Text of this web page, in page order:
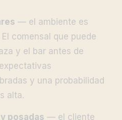
— el ambiente es
comensal que puede
y el bar antes de
y una probabilidad
alta.
posadas — el cliente